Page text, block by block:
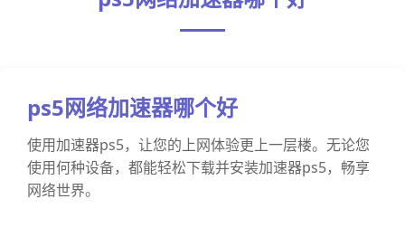
ps5网络加速器哪个好
使用加速器ps5，让您的上网体验更上一层楼。无论您
使用何种设备，都能轻松下载并安装加速器ps5，畅享
网络世界。